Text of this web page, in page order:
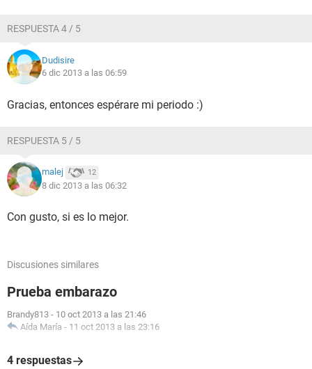
RESPUESTA 4 / 5
Dudisire
6 dic 2013 a las 06:59
Gracias, entonces espérare mi periodo :)
RESPUESTA 5 / 5
malej 12
8 dic 2013 a las 06:32
Con gusto, si es lo mejor.
Discusiones similares
Prueba embarazo
Brandy813 - 10 oct 2013 a las 21:46
Aída María - 11 oct 2013 a las 23:16
4 respuestas